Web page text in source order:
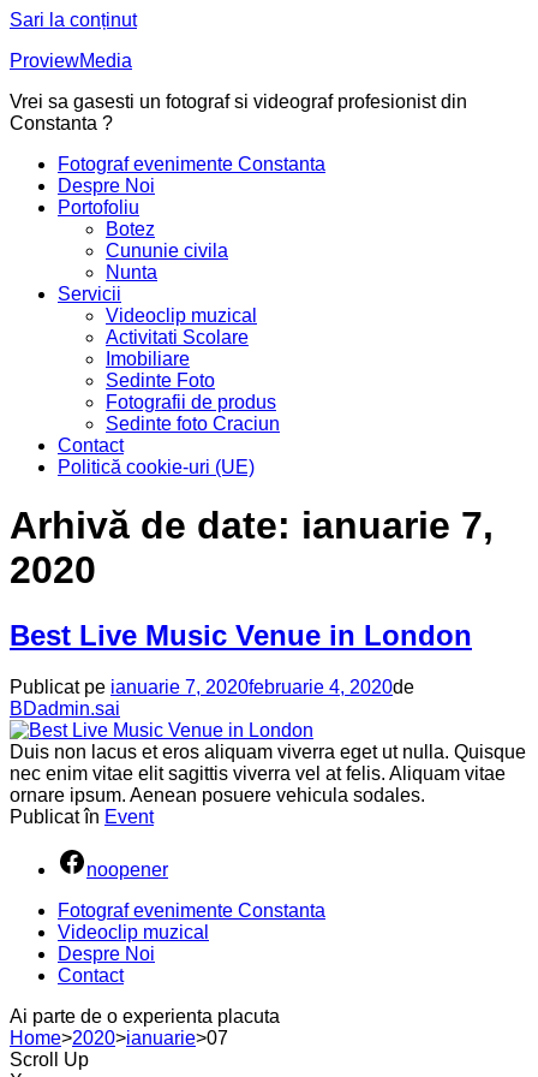
Sari la conținut
ProviewMedia
Vrei sa gasesti un fotograf si videograf profesionist din
Constanta ?
Fotograf evenimente Constanta
Despre Noi
Portofoliu
Botez
Cununie civila
Nunta
Servicii
Videoclip muzical
Activitati Scolare
Imobiliare
Sedinte Foto
Fotografii de produs
Sedinte foto Craciun
Contact
Politică cookie-uri (UE)
Arhivă de date: ianuarie 7,
2020
Best Live Music Venue in London
Publicat pe ianuarie 7, 2020februarie 4, 2020de
BDadmin.sai
Duis non lacus et eros aliquam viverra eget ut nulla. Quisque
nec enim vitae elit sagittis viverra vel at felis. Aliquam vitae
ornare ipsum. Aenean posuere vehicula sodales.
Publicat în Event
noopener
Fotograf evenimente Constanta
Videoclip muzical
Despre Noi
Contact
Ai parte de o experienta placuta
Home>2020>ianuarie>07
Scroll Up